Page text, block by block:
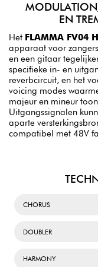
EN
Het FLAMMA FV04
apparaat voor
en een gitaar
specifieke in- en
reverbcircuit, en het
voicing modes
majeur en mineur
Uitgangssignalen
aparte
compatibel met 48V
CHORUS
DOUBLER
HARMONY